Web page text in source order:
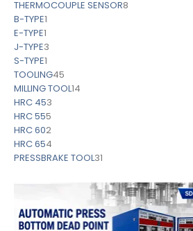
THERMOCOUPLE SENSOR8
B-TYPE1
E-TYPE1
J-TYPE3
S-TYPE1
TOOLING45
MILLING TOOL14
HRC 453
HRC 555
HRC 602
HRC 654
PRESSBRAKE TOOL31